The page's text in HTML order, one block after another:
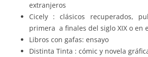
extranjeros
Cicely : clásicos recuperados,
primera a finales del siglo XIX o en
Libros con gafas: ensayo
Distinta Tinta : cómic y novela